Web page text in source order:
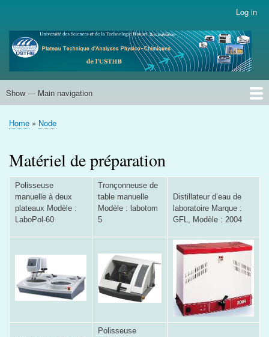
main
content
account
menu
Log in
Main
Show — Main navigation
Accueil
Analyse Thermique
Microstructurale et Microanalyse
Analyse des Surfaces
Analyse Chimique Elémentaire
Analyse Electrochimique
Analyse Chromatographique
Matériel de préparation
Prestations
IBTIKAR -1275
Breadcrumb
Home Node
Matériel de préparation
Polisseuse
manuelle à deux
plateaux Modèle :
LaboPol-60
Tronçonneuse de
table manuelle
Modèle : labotom
5
Distillateur d’eau de
laboratoire Marque :
GFL, Modèle : 2004
Polisseuse